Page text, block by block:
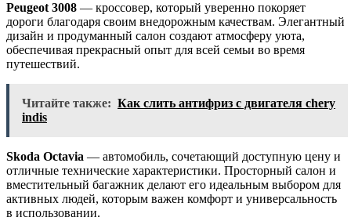
Peugeot 3008 — кроссовер, который уверенно покоряет
дороги благодаря своим внедорожным качествам. Элегантный
дизайн и продуманный салон создают атмосферу уюта,
обеспечивая прекрасный опыт для всей семьи во время
путешествий.
Читайте также: Как слить антифриз с двигателя chery
indis
Skoda Octavia — автомобиль, сочетающий доступную цену и
отличные технические характеристики. Просторный салон и
вместительный багажник делают его идеальным выбором для
активных людей, которым важен комфорт и универсальность
в использовании.